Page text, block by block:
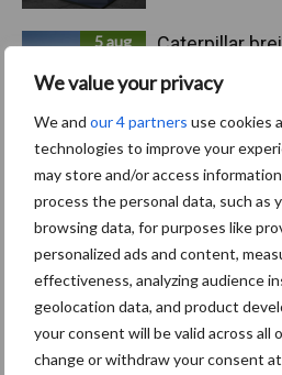
We value your privacy
We and our 4 partners use cookies
technologies to improve your
may store and/or access
process the personal data, such as
browsing data, for purposes like
personalized ads and content,
effectiveness, analyzing audience
geolocation data, and product
your consent will be valid across all
change or withdraw your consent
5 aug
Caterpillar
elektrische
5 aug
Komatsu
lat opnieuw
5 aug
Nieuwe